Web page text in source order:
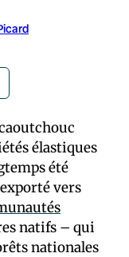
élastiques
été
vers
natifs – qui
nationales